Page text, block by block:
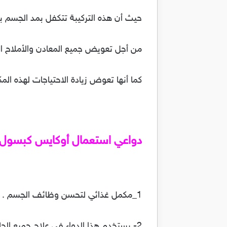
حيث أن هذه التركيبة تتكفل بمد الجسم
من أجل تعويض جميع المعادن والأملاح
كما أنها تعوض زيادة الاحتياجات لهذه
دواعي استعمال أوكايس
1_مكمل غذائي لتحسن وظائف الجسم .